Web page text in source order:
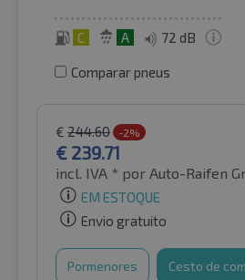
C A 72 dB
Comparar pneus
€ 244.60 -2%
€ 239.71
incl. IVA * por Auto-Raifen
EM ESTOQUE
Envio gratuito
Pormenores Cesto de